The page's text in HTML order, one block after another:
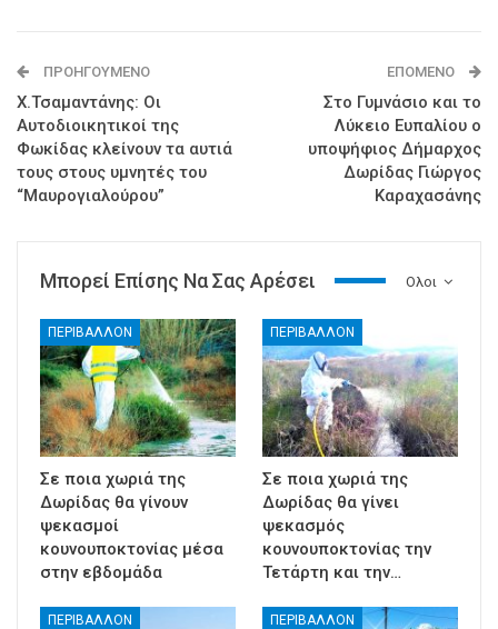
ΠΡΟΗΓΟΎΜΕΝΟ
Χ.Τσαμαντάνης: Οι
Αυτοδιοικητικοί της
Φωκίδας κλείνουν τα αυτιά
τους στους υμνητές του
“Μαυρογιαλούρου”
ΕΠΌΜΕΝΟ
Στο Γυμνάσιο και το
Λύκειο Ευπαλίου ο
υποψήφιος Δήμαρχος
Δωρίδας Γιώργος
Καραχασάνης
Ολοι
Μπορεί Επίσης Να Σας Αρέσει
ΠΕΡΙΒΑΛΛΟΝ
Σε ποια χωριά της
Δωρίδας θα γίνουν
ψεκασμοί
κουνουποκτονίας μέσα
στην εβδομάδα
ΠΕΡΙΒΑΛΛΟΝ
Σε ποια χωριά της
Δωρίδας θα γίνει
ψεκασμός
κουνουποκτονίας την
Τετάρτη και την…
ΠΕΡΙΒΑΛΛΟΝ ΠΕΡΙΒΑΛΛΟΝ